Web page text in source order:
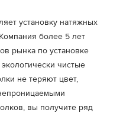
установку натяжных
более 5 лет
рынка по установке
чистые
не теряют цвет,
вы получите ряд